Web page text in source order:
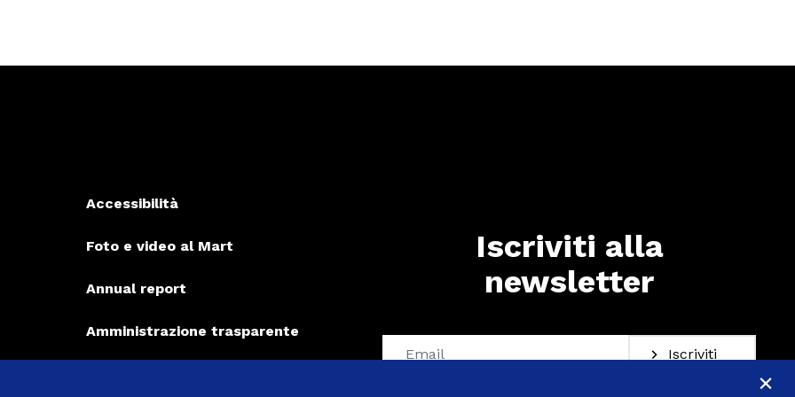
Accessibilità
Foto e video al Mart
Annual report
Amministrazione trasparente
Iscriviti alla
newsletter
Iscriviti
×